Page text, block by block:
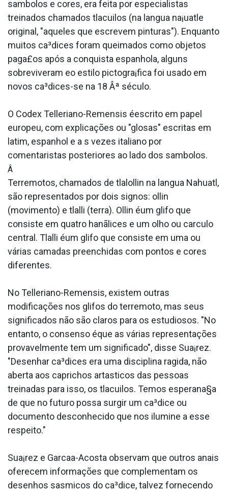
sa­mbolos e cores, era feita por especialistas
treinados chamados tlacuilos (na la­ngua na¡uatle
original, "aqueles que escrevem pinturas"). Enquanto
muitos ca³dices foram queimados como objetos
paga£os após a conquista espanhola, alguns
sobreviveram eo estilo pictogra¡fica foi usado em
novos ca³dices-se na 18 Âª século.
O Codex Telleriano-Remensis éescrito em papel
europeu, com explicações ou "glosas" escritas em
latim, espanhol e a s vezes italiano por
comentaristas posteriores ao lado dos sa­mbolos.
Â
Terremotos, chamados de tlalollin na la­ngua Nahuatl,
são representados por dois signos: ollin
(movimento) e tlalli (terra). Ollin éum glifo que
consiste em quatro hanãlices e um olho ou ca­rculo
central. Tlalli éum glifo que consiste em uma ou
várias camadas preenchidas com pontos e cores
diferentes.
No Telleriano-Remensis, existem outras
modificações nos glifos do terremoto, mas seus
significados não são claros para os estudiosos. "No
entanto, o consenso éque as várias representações
provavelmente tem um significado", disse Sua¡rez.
"Desenhar ca³dices era uma disciplina ra­gida, não
aberta aos caprichos arta­sticos das pessoas
treinadas para isso, os tlacuilos. Temos esperana§a
de que no futuro possa surgir um ca³dice ou
documento desconhecido que nos ilumine a esse
respeito."
Sua¡rez e Garca­a-Acosta observam que outros anais
oferecem informações que complementam os
desenhos sa­smicos do ca³dice, talvez fornecendo